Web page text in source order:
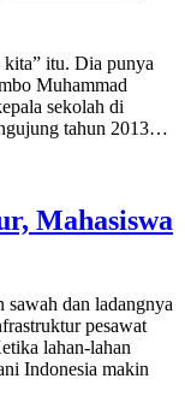
kita” itu. Dia punya
Muhammad
sekolah di
tahun 2013…
Mahasiswa
sawah dan ladangnya
pesawat
lahan-lahan
Indonesia makin